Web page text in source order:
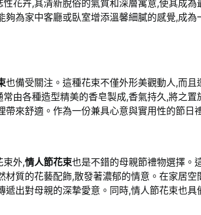
花卉,其清新脫俗的氣質和深層寓意,使其成為
夠為家中客廳或臥室增添溫馨細膩的感覺,成為
也備受關注。這種花束不僅外形美觀動人,而
由各種造型精美的香皂製成,香氣持久,將之
帶來舒適。作為一份兼具心意與實用性的節日
束外,情人節花束也是不錯的母親節禮物選擇。
材質的花藝配飾,散發著濃郁的情意。在家居
遞出對母親的深摯愛意。同時,情人節花束也